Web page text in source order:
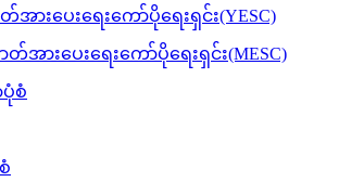
ားပေးရေးကော်ပိုရေးရှင်း(YESC)
တ်အားပေးရေးကော်ပိုရေးရှင်း(MESC)
ပုံစံ